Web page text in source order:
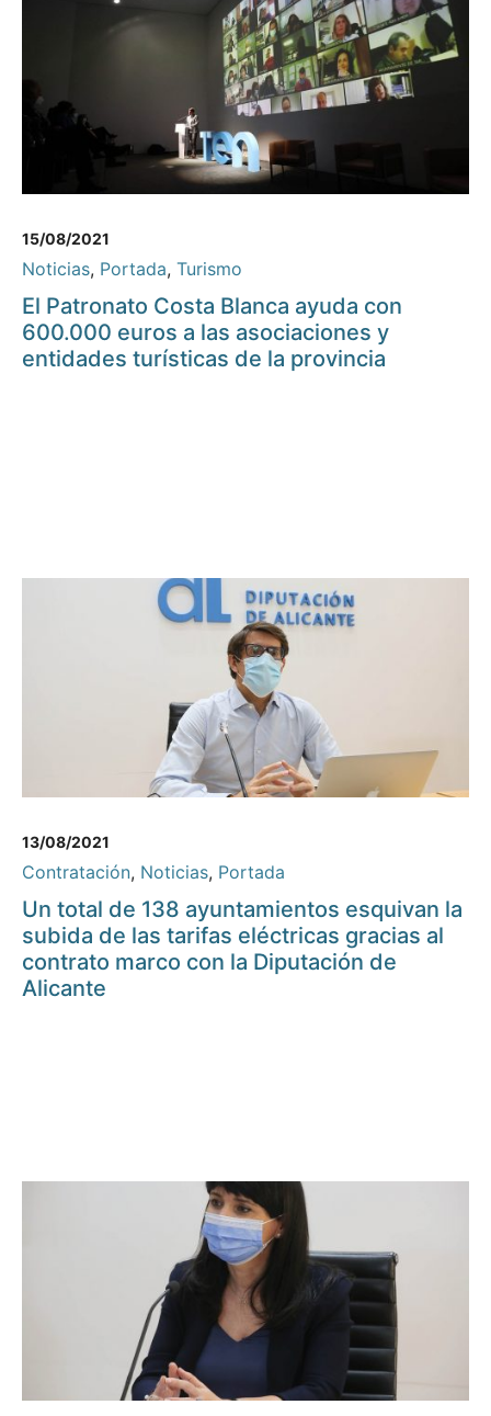
15/08/2021
Noticias, Portada, Turismo
El Patronato Costa Blanca ayuda con
600.000 euros a las asociaciones y
entidades turísticas de la provincia
13/08/2021
Contratación, Noticias, Portada
Un total de 138 ayuntamientos esquivan la
subida de las tarifas eléctricas gracias al
contrato marco con la Diputación de
Alicante